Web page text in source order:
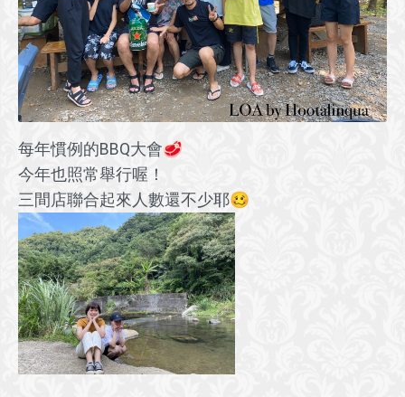
每年慣例的BBQ大會🥩
今年也照常舉行喔！
三間店聯合起來人數還不少耶🥴